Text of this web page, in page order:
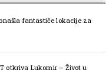
fantastiče lokacije za
otkriva Lukomir – Život u